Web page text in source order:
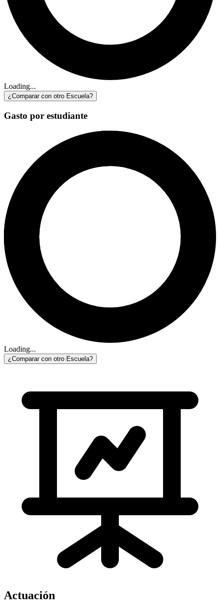
Loading...
¿Comparar con otro Escuela?
Gasto por estudiante
Loading...
¿Comparar con otro Escuela?
Actuación